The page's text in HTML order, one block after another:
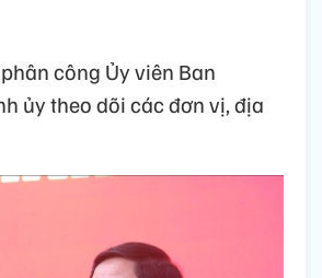
công Ủy viên Ban
ủy theo dõi các đơn vị, địa